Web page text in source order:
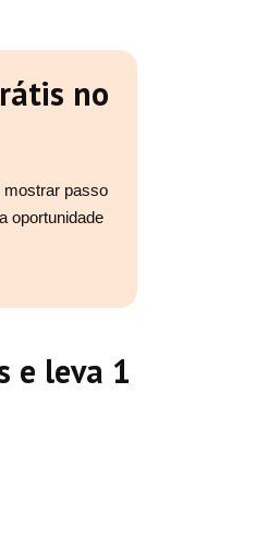
no
mostrar passo
oportunidade
e leva 1